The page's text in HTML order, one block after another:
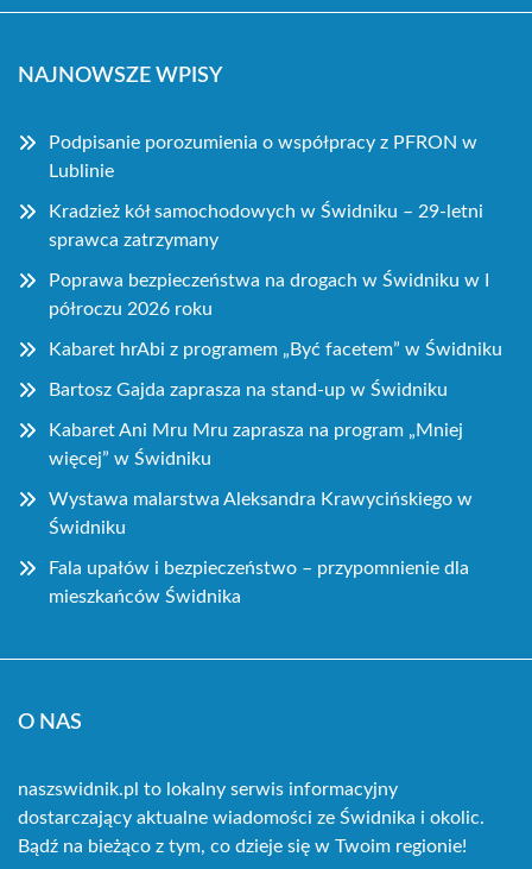
NAJNOWSZE WPISY
Podpisanie porozumienia o współpracy z PFRON w
Lublinie
Kradzież kół samochodowych w Świdniku – 29-letni
sprawca zatrzymany
Poprawa bezpieczeństwa na drogach w Świdniku w I
półroczu 2026 roku
Kabaret hrAbi z programem „Być facetem” w Świdniku
Bartosz Gajda zaprasza na stand-up w Świdniku
Kabaret Ani Mru Mru zaprasza na program „Mniej
więcej” w Świdniku
Wystawa malarstwa Aleksandra Krawycińskiego w
Świdniku
Fala upałów i bezpieczeństwo – przypomnienie dla
mieszkańców Świdnika
O NAS
naszswidnik.pl to lokalny serwis informacyjny
dostarczający aktualne wiadomości ze Świdnika i okolic.
Bądź na bieżąco z tym, co dzieje się w Twoim regionie!